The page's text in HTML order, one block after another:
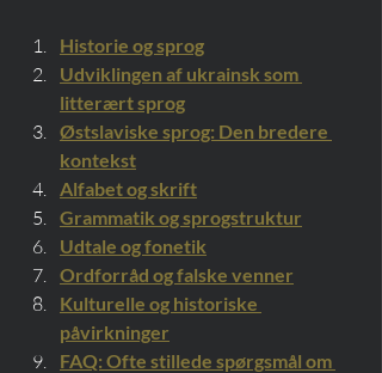
Historie og sprog
Udviklingen af ukrainsk som
litterært sprog
Østslaviske sprog: Den bredere
kontekst
Alfabet og skrift
Grammatik og sprogstruktur
Udtale og fonetik
Ordforråd og falske venner
Kulturelle og historiske
påvirkninger
FAQ: Ofte stillede spørgsmål om